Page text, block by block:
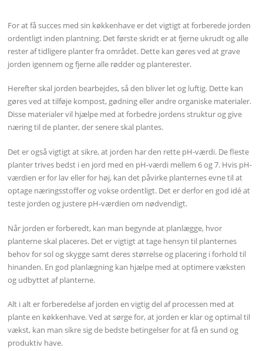
For at få succes med sin køkkenhave er det vigtigt at forberede jorden
ordentligt inden plantning. Det første skridt er at fjerne ukrudt og alle
rester af tidligere planter fra området. Dette kan gøres ved at grave
jorden igennem og fjerne alle rødder og planterester.
Herefter skal jorden bearbejdes, så den bliver let og luftig. Dette kan
gøres ved at tilføje kompost, gødning eller andre organiske materialer.
Disse materialer vil hjælpe med at forbedre jordens struktur og give
næring til de planter, der senere skal plantes.
Det er også vigtigt at sikre, at jorden har den rette pH-værdi. De fleste
planter trives bedst i en jord med en pH-værdi mellem 6 og 7. Hvis pH-
værdien er for lav eller for høj, kan det påvirke planternes evne til at
optage næringsstoffer og vokse ordentligt. Det er derfor en god idé at
teste jorden og justere pH-værdien om nødvendigt.
Når jorden er forberedt, kan man begynde at planlægge, hvor
planterne skal placeres. Det er vigtigt at tage hensyn til planternes
behov for sol og skygge samt deres størrelse og placering i forhold til
hinanden. En god planlægning kan hjælpe med at optimere væksten
og udbyttet af planterne.
Alt i alt er forberedelse af jorden en vigtig del af processen med at
plante en køkkenhave. Ved at sørge for, at jorden er klar og optimal til
vækst, kan man sikre sig de bedste betingelser for at få en sund og
produktiv have.